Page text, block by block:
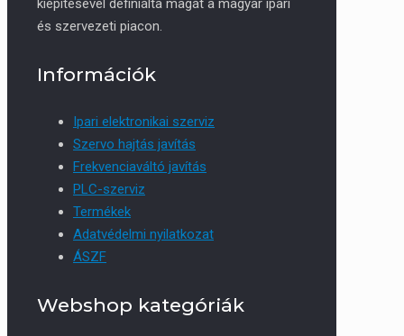
kiépítésével definiálta magát a magyar ipari
és szervezeti piacon.
Információk
Ipari elektronikai szerviz
Szervo hajtás javítás
Frekvenciaváltó javítás
PLC-szerviz
Termékek
Adatvédelmi nyilatkozat
ÁSZF
Webshop kategóriák